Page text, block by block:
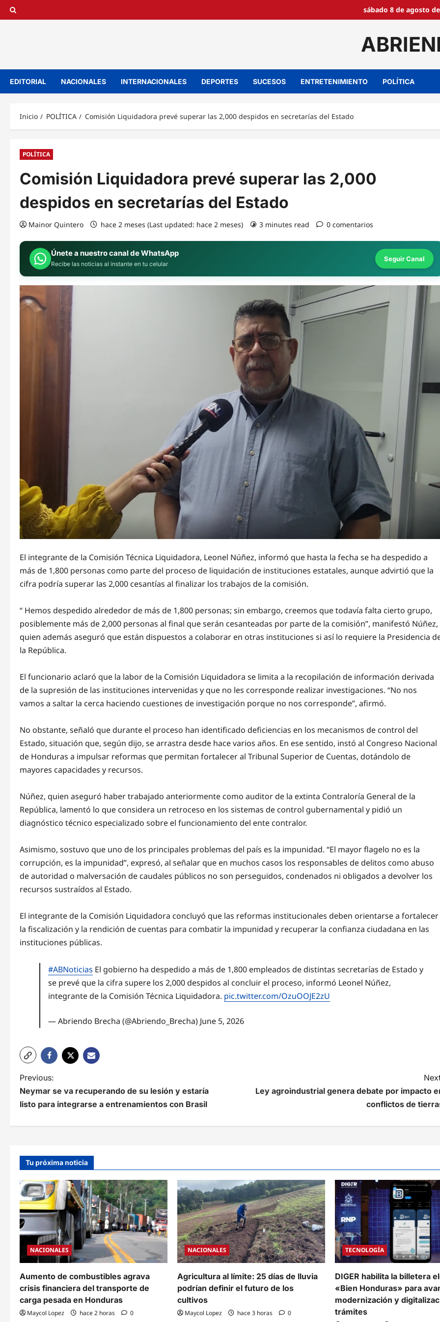
Saltar
sábado 8 de agosto
EDITORIAL NACIONALES INTERNACIONALES DEPORTES SUCESOS ENTRETENIMIENTO POLÍTICA
Inicio POLÍTICA Comisión Liquidadora prevé superar las 2,000 despidos en secretarías del Estado
POLÍTICA
Comisión Liquidadora prevé superar las 2,000
despidos en secretarías del Estado
Mainor Quintero hace 2 meses (Last updated: hace 2 meses) 3 minutes read 0 comentarios
Únete a nuestro canal de WhatsApp
Recibe las noticias al instante en tu celular
Seguir Canal
El integrante de la Comisión Técnica Liquidadora, Leonel Núñez, informó que hasta la fecha se ha despedido a
más de 1,800 personas como parte del proceso de liquidación de instituciones estatales, aunque advirtió que la
cifra podría superar las 2,000 cesantías al finalizar los trabajos de la comisión.
“ Hemos despedido alrededor de más de 1,800 personas; sin embargo, creemos que todavía falta cierto grupo,
posiblemente más de 2,000 personas al final que serán cesanteadas por parte de la comisión”, manifestó Núñez,
quien además aseguró que están dispuestos a colaborar en otras instituciones si así lo requiere la Presidencia
la República.
El funcionario aclaró que la labor de la Comisión Liquidadora se limita a la recopilación de información derivada
de la supresión de las instituciones intervenidas y que no les corresponde realizar investigaciones. “No nos
vamos a saltar la cerca haciendo cuestiones de investigación porque no nos corresponde”, afirmó.
No obstante, señaló que durante el proceso han identificado deficiencias en los mecanismos de control del
Estado, situación que, según dijo, se arrastra desde hace varios años. En ese sentido, instó al Congreso Nacional
de Honduras a impulsar reformas que permitan fortalecer al Tribunal Superior de Cuentas, dotándolo de
mayores capacidades y recursos.
Núñez, quien aseguró haber trabajado anteriormente como auditor de la extinta Contraloría General de la
República, lamentó lo que considera un retroceso en los sistemas de control gubernamental y pidió un
diagnóstico técnico especializado sobre el funcionamiento del ente contralor.
Asimismo, sostuvo que uno de los principales problemas del país es la impunidad. “El mayor flagelo no es la
corrupción, es la impunidad”, expresó, al señalar que en muchos casos los responsables de delitos como abuso
de autoridad o malversación de caudales públicos no son perseguidos, condenados ni obligados a devolver los
recursos sustraídos al Estado.
El integrante de la Comisión Liquidadora concluyó que las reformas institucionales deben orientarse a fortalecer
la fiscalización y la rendición de cuentas para combatir la impunidad y recuperar la confianza ciudadana en las
instituciones públicas.
#ABNoticias El gobierno ha despedido a más de 1,800 empleados de distintas secretarías de Estado y
se prevé que la cifra supere los 2,000 despidos al concluir el proceso, informó Leonel Núñez,
integrante de la Comisión Técnica Liquidadora. pic.twitter.com/OzuOOJE2zU
— Abriendo Brecha (@Abriendo_Brecha) June 5, 2026
N
a
a
c
i
ó
n
d
e
e
n
Previous:
Neymar se va recuperando de su lesión y estaría
listo para integrarse a entrenamientos con Brasil
Ley agroindustrial genera debate por impacto
conflictos de
Tu próxima noticia
NACIONALES
Aumento de combustibles agrava
crisis financiera del transporte de
carga pesada en Honduras
Maycol Lopez hace 2 horas 0
NACIONALES
Agricultura al límite: 25 días de lluvia
podrían definir el futuro de los
cultivos
Maycol Lopez hace 3 horas 0
TECNOLOGÍA
DIGER habilita la billetera
«Bien Honduras» para
modernización y
trámites